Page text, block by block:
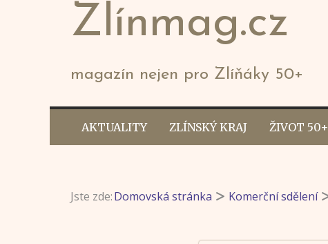
Zlínmag.cz
magazín nejen pro Zlíňáky 50+
AKTUALITY ZLÍNSKÝ KRAJ ŽIVOT 50+
Jste zde:Domovská stránka Komerční sdělení